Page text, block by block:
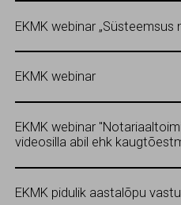
EKMK webinar „Süsteemsus
EKMK webinar
EKMK webinar
videosilla abil ehk
EKMK pidulik aastalõpu